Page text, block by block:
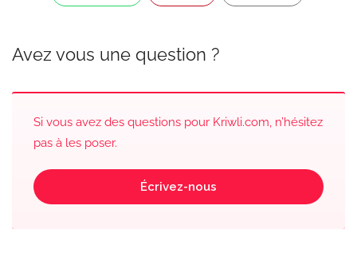
Avez vous une question ?
Si vous avez des questions pour Kriwli.com, n’hésitez
pas à les poser.
Écrivez-nous